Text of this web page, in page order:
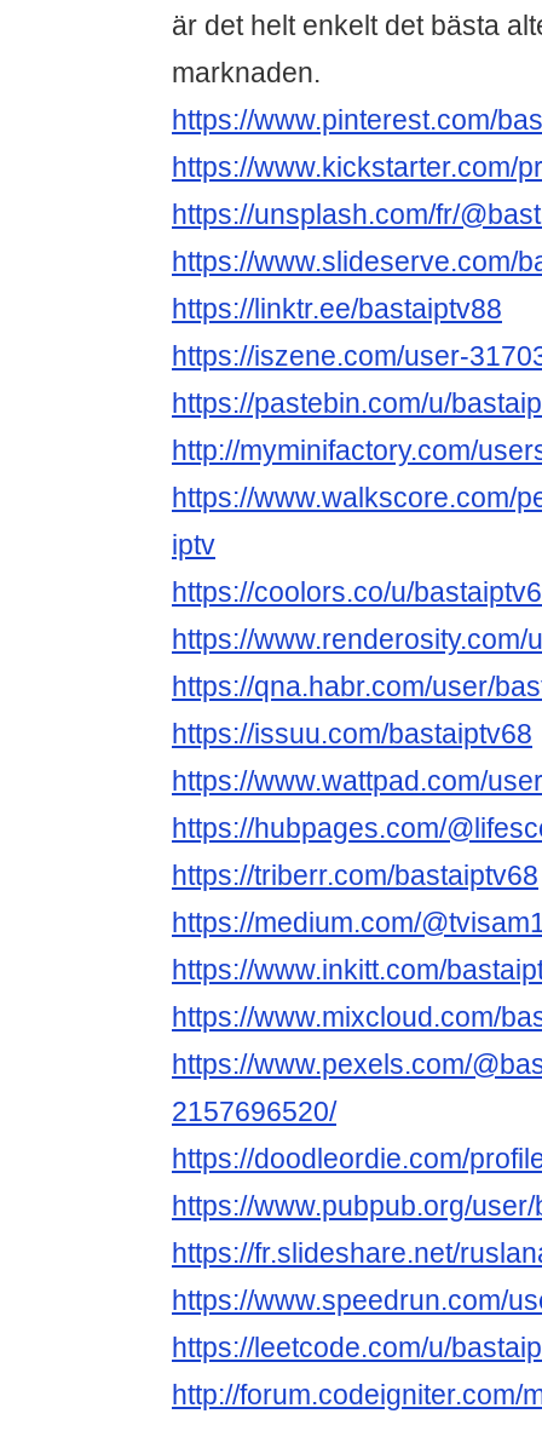
är det helt enkelt det bästa
marknaden.
https://www.pinterest.com/
https://www.kickstarter.com/
https://unsplash.com/fr/
https://www.slideserve.com/
https://linktr.ee/bastaiptv88
https://iszene.com/user-
https://pastebin.com/u/
http://myminifactory.com/
https://www.walkscore.com/
iptv
https://coolors.co/u/
https://www.renderosity.com/
https://qna.habr.com/user/
https://issuu.com/bastaiptv68
https://www.wattpad.com/
https://hubpages.com/
https://triberr.com/bastaiptv68
https://medium.com/
https://www.inkitt.com/
https://www.mixcloud.com/
https://www.pexels.com/
2157696520/
https://doodleordie.com/
https://www.pubpub.org/
https://fr.slideshare.net/
https://www.speedrun.com/
https://leetcode.com/u/
http://forum.codeigniter.com/